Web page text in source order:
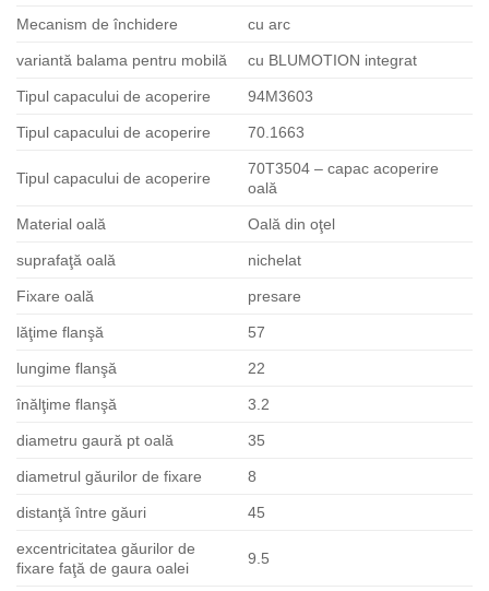
Mecanism de închidere cu arc
variantă balama pentru mobilă cu BLUMOTION integrat
Tipul capacului de acoperire 94M3603
Tipul capacului de acoperire 70.1663
Tipul capacului de acoperire
70T3504 – capac acoperire
oală
Material oală Oală din oţel
suprafaţă oală nichelat
Fixare oală presare
lăţime flanşă 57
lungime flanşă 22
înălţime flanşă 3.2
diametru gaură pt oală 35
diametrul găurilor de fixare 8
distanţă între găuri 45
excentricitatea găurilor de
fixare faţă de gaura oalei
9.5